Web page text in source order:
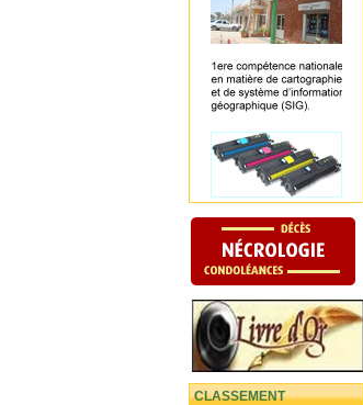
CLASSEMENT